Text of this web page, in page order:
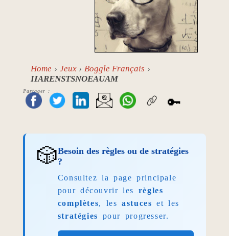
Home Jeux
Boggle Français
IIARENSTSNOEAUAM
Partager :
🔑
🎲Besoin des règles ou de stratégies
?
Consultez la page principale
pour découvrir les règles
complètes, lesastuces et les
stratégies
pour progresser.